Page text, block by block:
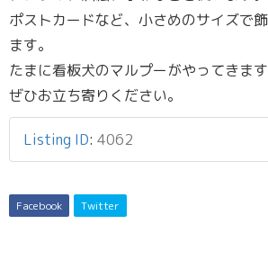
ポストカードなど、小さめのサイズで
ます。
たまに看板犬のマルプーがやってきます
ぜひお立ち寄りください。
Listing ID: 4062
Facebook Twitter